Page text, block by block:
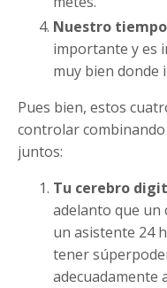
Nuestro
importante y es
muy bien donde
Pues bien, estos
controlar
juntos:
Tu cerebro
adelanto que un
un asistente 24
tener
adecuadamente